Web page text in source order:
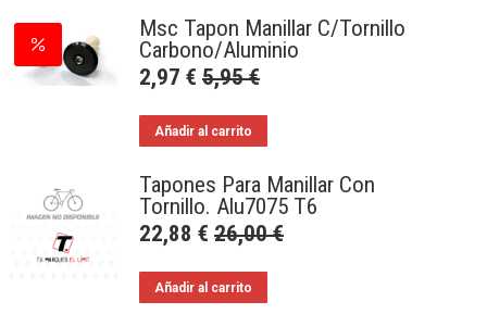
Msc Tapon Manillar C/Tornillo
Carbono/Aluminio
2,97€ 5,95€
Añadir al carrito
Tapones Para Manillar Con
Tornillo. Alu7075 T6
22,88€ 26,00€
Añadir al carrito